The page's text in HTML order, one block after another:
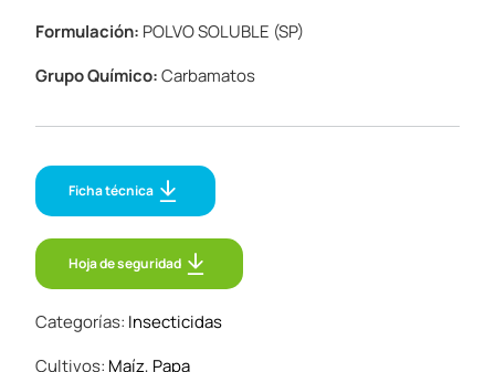
Formulación: POLVO SOLUBLE (SP)
Grupo Químico:Carbamatos
Ficha técnica
Hoja de seguridad
Categorías: Insecticidas
Cultivos: Maíz, Papa